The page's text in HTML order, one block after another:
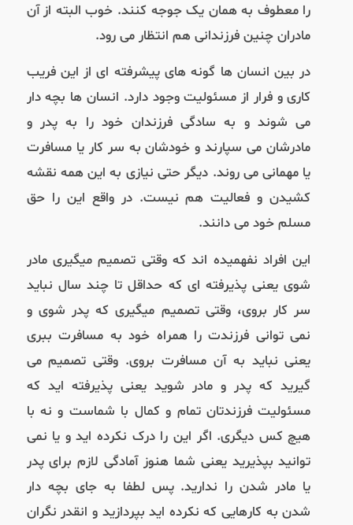
را معطوف به همان یک جوجه کنند. خوب البته از آن
مادران چنین فرزندانی هم انتظار می رود.
در بین انسان ها گونه های پیشرفته ای از این فریب
کاری و فرار از مسئولیت وجود دارد. انسان ها بچه دار
می شوند و به سادگی فرزندان خود را به پدر و
مادرشان می سپارند و خودشان به سر کار یا مسافرت
یا مهمانی می روند. دیگر حتی نیازی به این همه نقشه
کشیدن و فعالیت هم نیست.در واقع این را حق
مسلم خود می دانند.
این افراد نفهمیده اند که وقتی تصمیم میگیری مادر
شوی یعنی پذیرفته ای که حداقل تا چند سال نباید
سر کار بروی،‌ وقتی تصمیم میگیری که پدر شوی و
نمی توانی فرزندت را همراه خود به مسافرت ببری
یعنی نباید به آن مسافرت بروی. وقتی تصمیم می
گیرید که پدر و مادر شوید یعنی پذیرفته اید که
مسئولیت فرزندتان تمام و کمال با شماست و نه با
هیچ کس دیگری. اگر این را درک نکرده اید و یا نمی
توانید بپذیرید یعنی شما هنوز آمادگی لازم برای پدر
یا مادر شدن را ندارید. پس لطفا به جای بچه دار
شدن به کارهایی که نکرده اید بپردازید و انقدر نگران